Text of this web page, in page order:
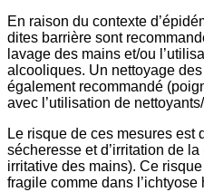
En raison du contexte
dites barrière sont
lavage des mains et/ou
alcooliques. Un nettoyage
également recommandé
avec l’utilisation de
Le risque de ces mesures est
sécheresse et d’irritation de
irritative des mains). Ce
fragile comme dans l’ichtyose